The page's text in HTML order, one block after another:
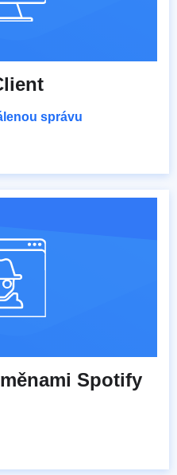
správu
Spotify